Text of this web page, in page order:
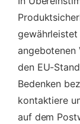
gewährleistet
angebotenen
den EU-
Bedenken
kontaktiere
auf dem